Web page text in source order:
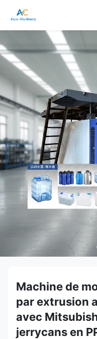
Machine de
par extrusion
avec
jerrycans en